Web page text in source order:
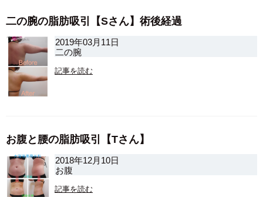
二の腕の脂肪吸引【Sさん】術後経過
2019年03月11日
二の腕
記事を読む
お腹と腰の脂肪吸引【Tさん】
2018年12月10日
お腹
記事を読む